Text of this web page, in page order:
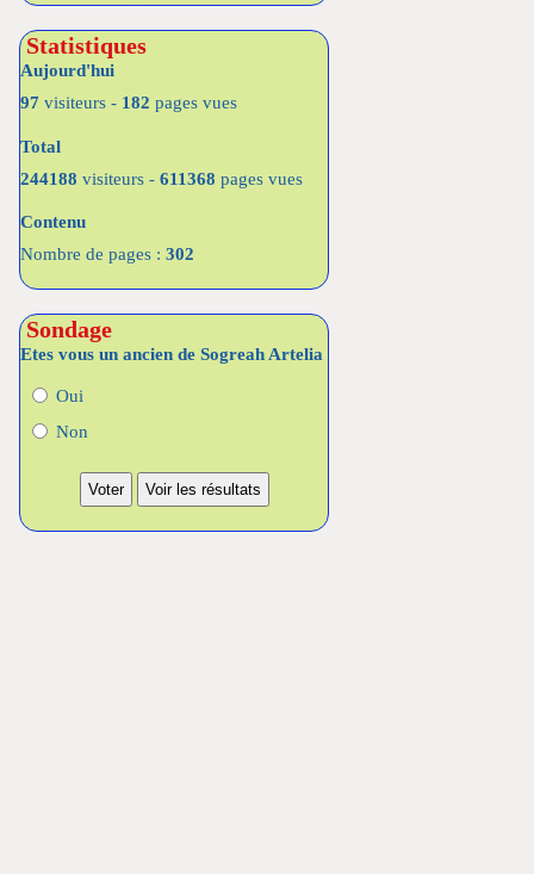
Statistiques
Aujourd'hui
97 visiteurs - 182 pages vues
Total
244188 visiteurs - 611368 pages vues
Contenu
Nombre de pages : 302
Sondage
Etes vous un ancien de Sogreah Artelia
Oui
Non